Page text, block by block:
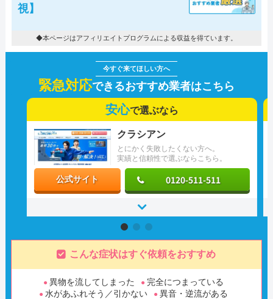
視】
◆本ページはアフィリエイトプログラムによる収益を得ています。
緊急対応できるおすすめ業者はこちら
安心で選ぶなら
とにかく失敗したくない方へ。
実績と信頼性で選ぶならこちら。
クラシアン
公式サイト 0120-511-511
こんな症状はすぐ依頼をおすすめ
異物を流してしまった
完全につまっている
水があふれそう／引かない
異音・逆流がある